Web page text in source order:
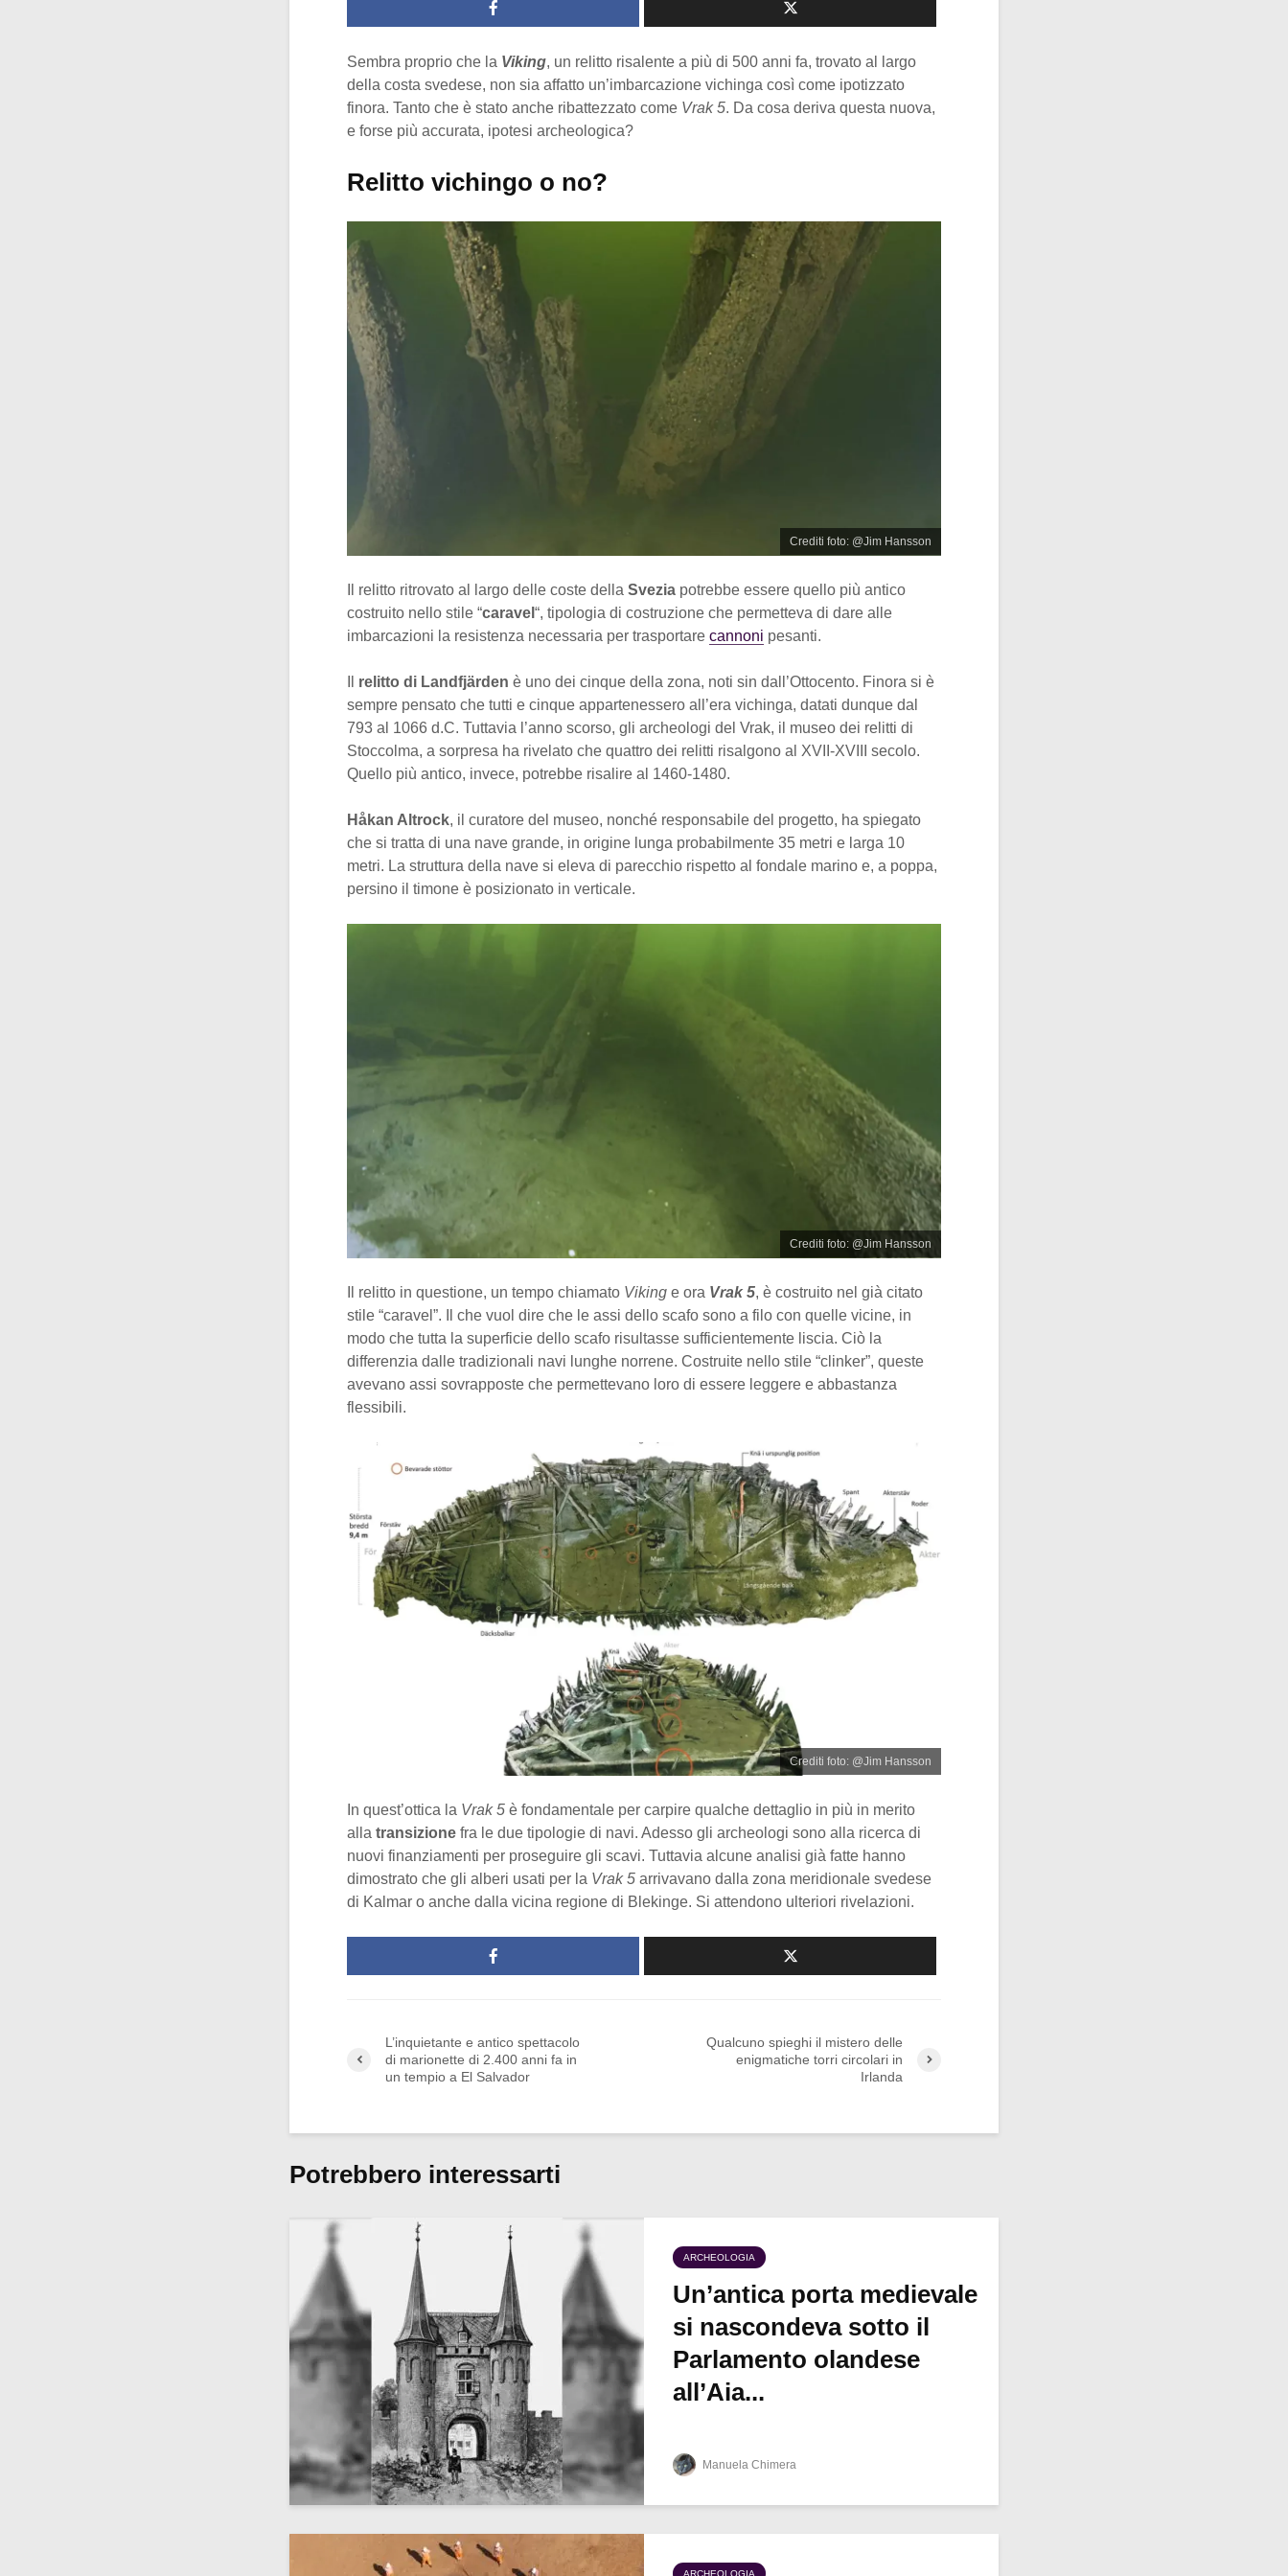
Sembra proprio che la Viking, un relitto risalente a più di 500 anni fa, trovato al largo
della costa svedese, non sia affatto un’imbarcazione vichinga così come ipotizzato
finora. Tanto che è stato anche ribattezzato come Vrak 5. Da cosa deriva questa nuova,
e forse più accurata, ipotesi archeologica?
Relitto vichingo o no?
Crediti foto: @Jim Hansson
Il relitto ritrovato al largo delle coste della Svezia potrebbe essere quello più antico
costruito nello stile “caravel “, tipologia di costruzione che permetteva di dare alle
imbarcazioni la resistenza necessaria per trasportare cannoni pesanti.
relitto di Landfjärden è uno dei cinque della zona, noti sin dall’Ottocento. Finora si è
sempre pensato che tutti e cinque appartenessero all’era vichinga, datati dunque dal
793 al 1066 d.C. Tuttavia l’anno scorso, gli archeologi del Vrak, il museo dei relitti di
Stoccolma, a sorpresa ha rivelato che quattro dei relitti risalgono al XVII-XVIII secolo.
Quello più antico, invece, potrebbe risalire al 1460-1480.
Håkan Altrock, il curatore del museo, nonché responsabile del progetto, ha spiegato
che si tratta di una nave grande, in origine lunga probabilmente 35 metri e larga 10
metri. La struttura della nave si eleva di parecchio rispetto al fondale marino e, a poppa,
persino il timone è posizionato in verticale.
Crediti foto: @Jim Hansson
Il relitto in questione, un tempo chiamato Viking e ora Vrak 5, è costruito nel già citato
stile “caravel”. Il che vuol dire che le assi dello scafo sono a filo con quelle vicine, in
modo che tutta la superficie dello scafo risultasse sufficientemente liscia. Ciò la
differenzia dalle tradizionali navi lunghe norrene. Costruite nello stile “clinker”, queste
avevano assi sovrapposte che permettevano loro di essere leggere e abbastanza
flessibili.
Crediti foto: @Jim Hansson
In quest’ottica la Vrak 5 è fondamentale per carpire qualche dettaglio in più in merito
alla transizione fra le due tipologie di navi. Adesso gli archeologi sono alla ricerca di
nuovi finanziamenti per proseguire gli scavi. Tuttavia alcune analisi già fatte hanno
dimostrato che gli alberi usati per la Vrak 5 arrivavano dalla zona meridionale svedese
di Kalmar o anche dalla vicina regione di Blekinge. Si attendono ulteriori rivelazioni.
L’inquietante e antico spettacolo
di marionette di 2.400 anni fa in
un tempio a El Salvador
Qualcuno spieghi il mistero delle
enigmatiche torri circolari in
Irlanda
Potrebbero interessarti
ARCHEOLOGIA
Un’antica porta medievale
si nascondeva sotto il
Parlamento olandese
all’Aia...
Manuela Chimera
ARCHEOLOGIA